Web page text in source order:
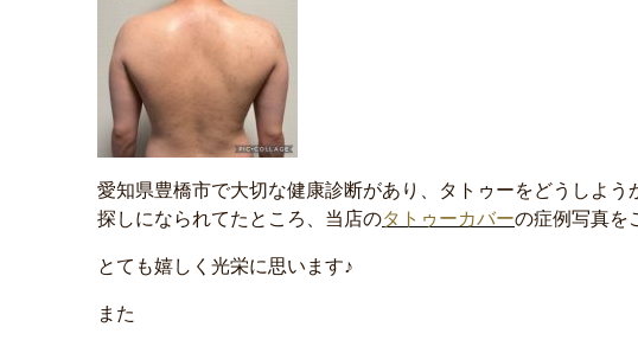
愛知県豊橋市で大切な健康診断があり、タトゥーをどうしよう
探しになられてたところ、当店のタトゥーカバーの症例写真を
とても嬉しく光栄に思います♪
また